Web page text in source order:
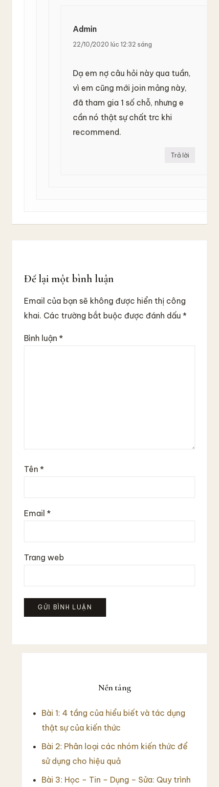
Admin
22/10/2020 lúc 12:32 sáng
Dạ em nợ câu hỏi này qua tuần,
vì em cũng mới join mảng này,
đã tham gia 1 số chỗ, nhưng e
cần nó thật sự chất trc khi
recommend.
Trả lời
Để lại một bình luận
Email của bạn sẽ không được hiển thị công
khai. Các trường bắt buộc được đánh dấu *
Bình luận *
Tên *
Email *
Trang web
Nền tảng
Bài 1: 4 tầng của hiểu biết và tác dụng
thật sự của kiến thức
Bài 2: Phân loại các nhóm kiến thức để
sử dụng cho hiệu quả
Bài 3: Học – Tin – Dụng – Sửa: Quy trình